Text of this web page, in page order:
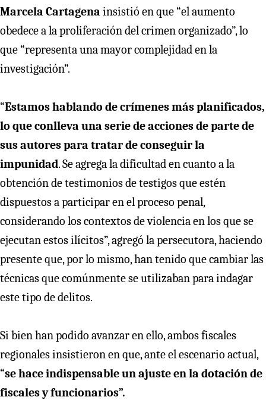
Marcela Cartagena insistió en que “el aumento
obedece a la proliferación del crimen organizado”, lo
que “representa una mayor complejidad en la
investigación”.
“Estamos hablando de crímenes más planificados,
lo que conlleva una serie de acciones de parte de
sus autores para tratar de conseguir la
impunidad. Se agrega la dificultad en cuanto a la
obtención de testimonios de testigos que estén
dispuestos a participar en el proceso penal,
considerando los contextos de violencia en los que se
ejecutan estos ilícitos”, agregó la persecutora, haciendo
presente que, por lo mismo, han tenido que cambiar las
técnicas que comúnmente se utilizaban para indagar
este tipo de delitos.
Si bien han podido avanzar en ello, ambos fiscales
regionales insistieron en que, ante el escenario actual,
“se hace indispensable un ajuste en la dotación de
fiscales y funcionarios”.